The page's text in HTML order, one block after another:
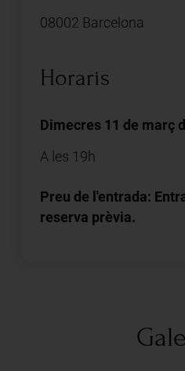
08002 Barcelona
Horaris
Dimecres 11 de març
A les 19h
Preu de l'entrada:
reserva prèvia.